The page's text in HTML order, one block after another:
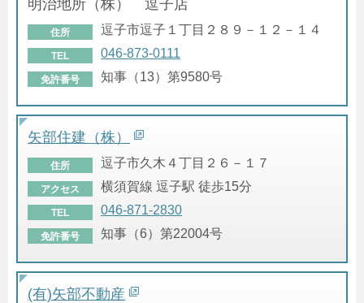
明治地所（株） 逗子店
住所 逗子市逗子１丁目２８９－１２－１４
TEL 046-873-0111
免許番号 知事（13）第9580号
矢部住建（株）
住所 逗子市久木４丁目２６－１７
アクセス 横須賀線 逗子駅 徒歩15分
TEL 046-871-2830
免許番号 知事（6）第22004号
(有)矢部不動産